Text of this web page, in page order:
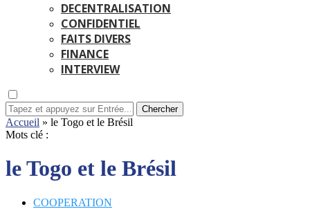
DECENTRALISATION
CONFIDENTIEL
FAITS DIVERS
FINANCE
INTERVIEW
Chercher
Accueil » le Togo et le Brésil
Mots clé :
le Togo et le Brésil
COOPERATION